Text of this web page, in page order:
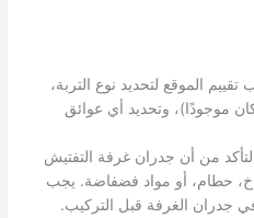
تقييم الموقع لتحديد نوع التربة،
موجودًا)، وتحديد أي عوائق
من أن جدران غرفة التفتيش
حطام، أو مواد فضفاضة. يجب
جدران الغرفة قبل التركيب.